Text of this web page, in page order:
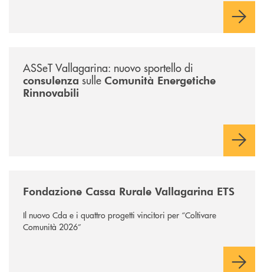
ASSeT Vallagarina: nuovo sportello di
consulenzasulle Comunità Energetiche
Rinnovabili
Fondazione Cassa Rurale Vallagarina ETS
Il nuovo Cda e i quattro progetti vincitori per “Coltivare
Comunità 2026”